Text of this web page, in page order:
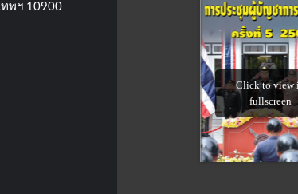
พฯ 10900